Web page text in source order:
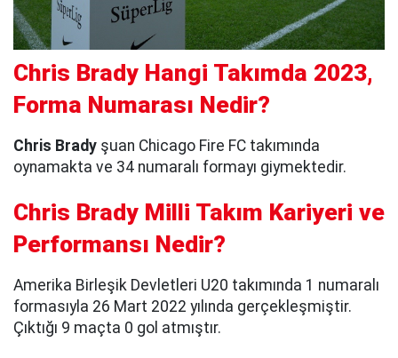
Chris Brady Hangi Takımda 2023,
Forma Numarası Nedir?
Chris Brady şuan Chicago Fire FC takımında
oynamakta ve 34 numaralı formayı giymektedir.
Chris Brady Milli Takım Kariyeri ve
Performansı Nedir?
Amerika Birleşik Devletleri U20 takımında 1 numaralı
formasıyla 26 Mart 2022 yılında gerçekleşmiştir.
Çıktığı 9 maçta 0 gol atmıştır.